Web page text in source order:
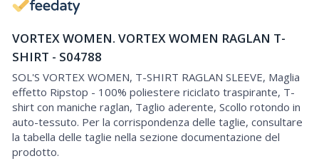
VORTEX WOMEN. VORTEX WOMEN RAGLAN T-
SHIRT - S04788
SOL'S VORTEX WOMEN, T-SHIRT RAGLAN SLEEVE, Maglia
effetto Ripstop - 100% poliestere riciclato traspirante, T-
shirt con maniche raglan, Taglio aderente, Scollo rotondo in
auto-tessuto. Per la corrispondenza delle taglie, consultare
la tabella delle taglie nella sezione documentazione del
prodotto.